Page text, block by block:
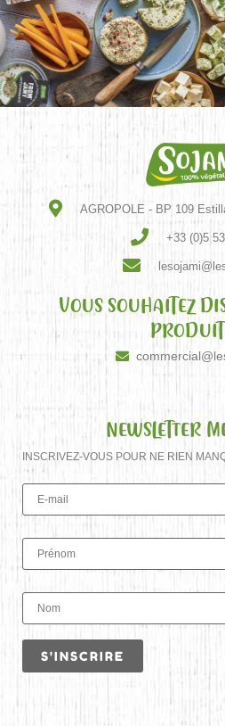
AGROPOLE - BP 109
+33 (0)5
VOUS SOUHAITEZ
NEWSLETTER
INSCRIVEZ-VOUS POUR NE RIEN